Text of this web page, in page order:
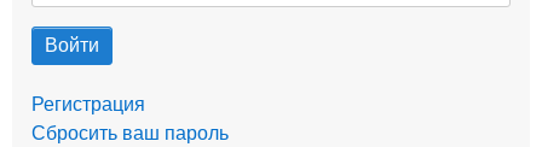
Регистрация
Сбросить ваш пароль